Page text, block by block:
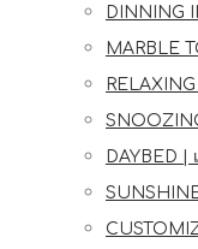
DINNING
MARBLE
DAYBED |